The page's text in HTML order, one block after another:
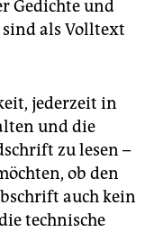
Gedichte und
als Volltext
jederzeit in
und die
zu lesen –
ob den
auch kein
technische